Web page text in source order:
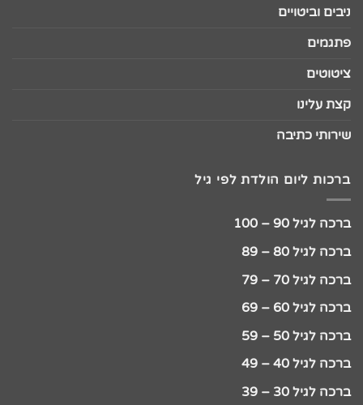
ניבים וביטויים
פתגמים
ציטוטים
קצת עלינו
שירותי כתיבה
ברכות ליום הולדת לפי גיל
ברכה לגיל 90 – 100
ברכה לגיל 80 – 89
ברכה לגיל 70 – 79
ברכה לגיל 60 – 69
ברכה לגיל 50 – 59
ברכה לגיל 40 – 49
ברכה לגיל 30 – 39